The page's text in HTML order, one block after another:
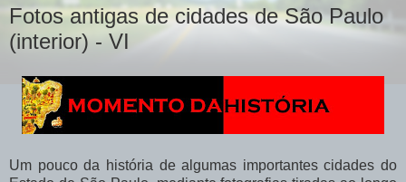
Fotos antigas de cidades de São Paulo
(interior) - VI
Um pouco da história de algumas importantes cidades do